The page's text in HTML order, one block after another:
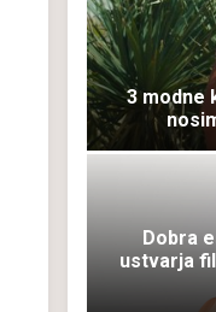
3 modne
Dobra
ustvarja